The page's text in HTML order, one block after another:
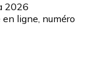
2026
ligne, numéro